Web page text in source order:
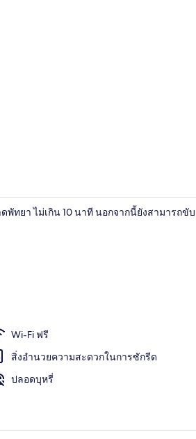
พัทยา ไม่เกิน 10 นาที นอกจากนี้ยังสามารถขั
Wi-Fi ฟรี
สิ่งอำนวยความสะดวกในการซักรีด
ปลอดบุหรี่